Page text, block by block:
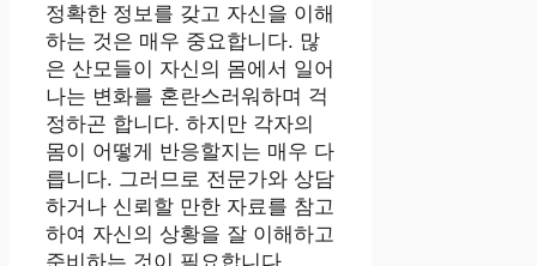
정확한 정보를 갖고 자신을 이해
하는 것은 매우 중요합니다. 많
은 산모들이 자신의 몸에서 일어
나는 변화를 혼란스러워하며 걱
정하곤 합니다. 하지만 각자의
몸이 어떻게 반응할지는 매우 다
릅니다. 그러므로 전문가와 상담
하거나 신뢰할 만한 자료를 참고
하여 자신의 상황을 잘 이해하고